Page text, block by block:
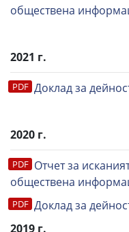
обществена
2021 г.
Доклад за
2020 г.
Отчет за
обществена
Доклад за
2019 г.